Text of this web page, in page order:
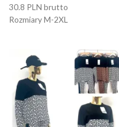
30.8 PLN brutto
Rozmiary M-2XL